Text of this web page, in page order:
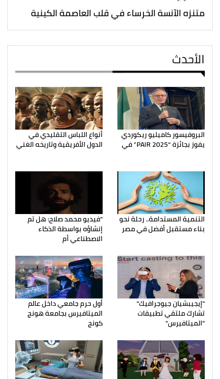
متنزه الآنسة الخرساء في قلب العاصمة الكينية
الأحدث
البروفيسور كاميليو ريكوردي
يفوز بجائزة “PAIR 2025” في
أنواع اللباس التقليدي في
الدول الأفريقية وتاريخه الغني
التنمية المستدامة.. رحلة نحو
بناء مستقبل أفضل في مصر
"فيديو محمد صلاح: هل تم
إنشاؤه بواسطة الذكاء
الاصطناعي أم
"إيجيبشيان جيوجرافيك"
تشارك ملتقي تطبيقات
"الميتافيرس"
أول حرم جامعي داخل عالم
الميتافيرس بجامعة هونج
كونج